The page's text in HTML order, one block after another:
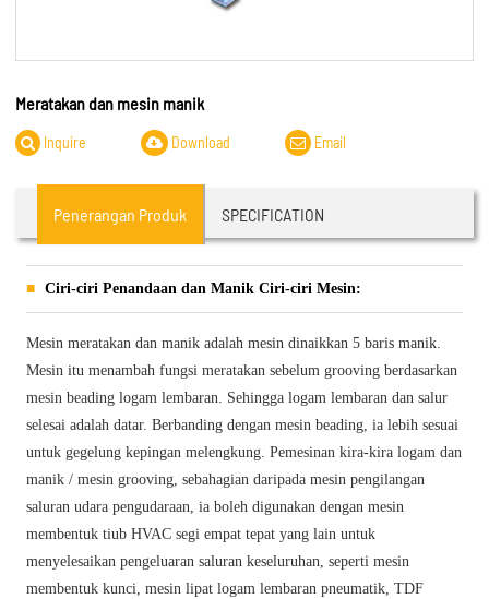
Meratakan dan mesin manik
Inquire Download Email
Penerangan Produk SPECIFICATION
Ciri-ciri Penandaan dan Manik Ciri-ciri Mesin:
Mesin meratakan dan manik adalah mesin dinaikkan 5 baris manik.
Mesin itu menambah fungsi meratakan sebelum grooving berdasarkan
mesin beading logam lembaran. Sehingga logam lembaran dan salur
selesai adalah datar. Berbanding dengan mesin beading, ia lebih sesuai
untuk gegelung kepingan melengkung. Pemesinan kira-kira logam dan
manik / mesin grooving, sebahagian daripada mesin pengilangan
saluran udara pengudaraan, ia boleh digunakan dengan mesin
membentuk tiub HVAC segi empat tepat yang lain untuk
menyelesaikan pengeluaran saluran keseluruhan, seperti mesin
membentuk kunci, mesin lipat logam lembaran pneumatik, TDF